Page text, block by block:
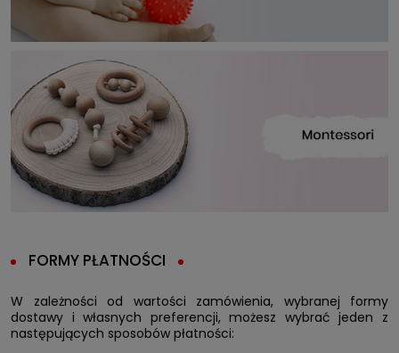
FORMY PŁATNOŚCI
W zależności od wartości zamówienia, wybranej formy
dostawy i własnych preferencji, możesz wybrać jeden z
następujących sposobów płatności: